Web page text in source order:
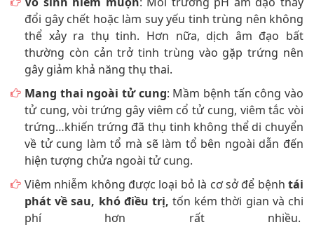
đổi gây chết hoặc làm suy yếu tinh trùng nên không
thể xảy ra thụ tinh. Hơn nữa, dịch âm đạo bất
thường còn cản trở tinh trùng vào gặp trứng nên
gây giảm khả năng thụ thai.
Mang thai ngoài tử cung: Mầm bệnh tấn công vào
tử cung, vòi trứng gây viêm cổ tử cung, viêm tắc vòi
trứng…khiến trứng đã thụ tinh không thể di chuyển
về tử cung làm tổ mà sẽ làm tổ bên ngoài dẫn đến
hiện tượng chửa ngoài tử cung.
Viêm nhiễm không được loại bỏ là cơ sở để bệnh tái
phát về sau, khó điều trị,tốn kém thời gian và chi
phí hơn rất nhiều.